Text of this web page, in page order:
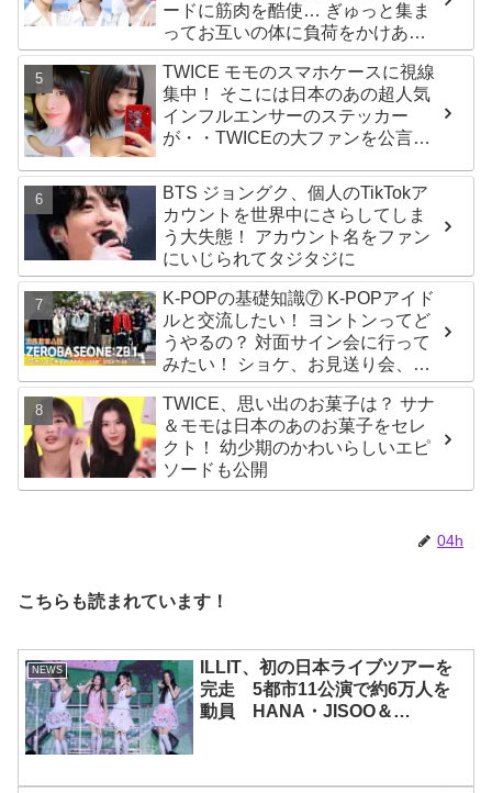
ードに筋肉を酷使… ぎゅっと集ま
ってお互いの体に負荷をかけあう
３人のトレーニング風景がかわい
すぎるとファンくぎづけ
TWICE モモのスマホケースに視線
集中！ そこには日本のあの超人気
インフルエンサーのステッカー
が・・TWICEの大ファンを公言す
「成功したファン」だと話題沸騰
BTS ジョングク、個人のTikTokア
カウントを世界中にさらしてしま
う大失態！ アカウント名をファン
にいじられてタジタジに
K-POPの基礎知識⑦ K-POPアイド
ルと交流したい！ ヨントンってど
うやるの？ 対面サイン会に行って
みたい！ ショケ、お見送り会、握
手会・・・リリースイベントあれ
これを紹介
TWICE、思い出のお菓子は？ サナ
＆モモは日本のあのお菓子をセレ
クト！ 幼少期のかわいらしいエピ
ソードも公開
04h
こちらも読まれています！
NEWS
ILLIT、初の日本ライブツアーを
完走 5都市11公演で約6万人を
動員 HANA・JISOO＆